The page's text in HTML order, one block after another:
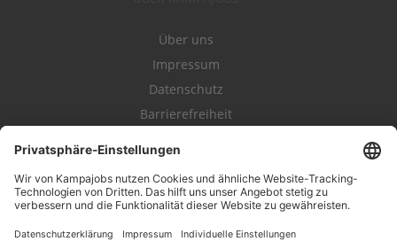
Über uns
Impressum
Datenschutz
Barrierefreiheit
Kampahire
Kampagnenforum
LeadNow